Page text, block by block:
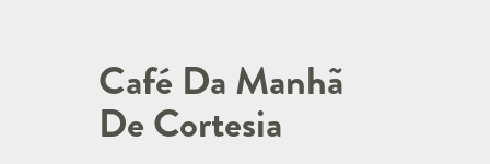
Café Da Manhã
De Cortesia